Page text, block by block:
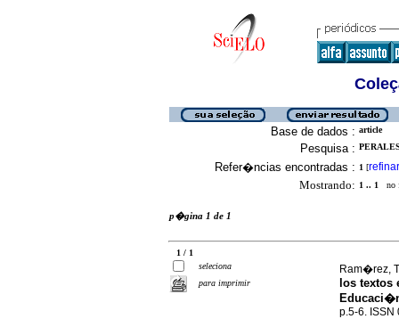
Base de dados : article
Pesquisa :
Refer�ncias encontradas : 1 [refinar
Mostrando: 1 .. 1 no
p�gina 1 de 1
1 / 1
seleciona
para imprimir
Ram�rez,
los textos
p.5-6. ISSN